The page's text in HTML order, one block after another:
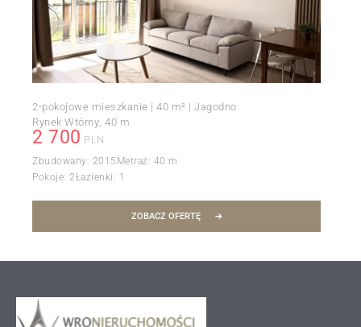
2-pokojowe mieszkanie | 40 m² | Jagodno
Rynek Wtórny 40 m
2 700 PLN
Zbudowany: 2015 Metraż: 40 m
Pokoje: 2Łazienki: 1
ZOBACZ OFERTĘ